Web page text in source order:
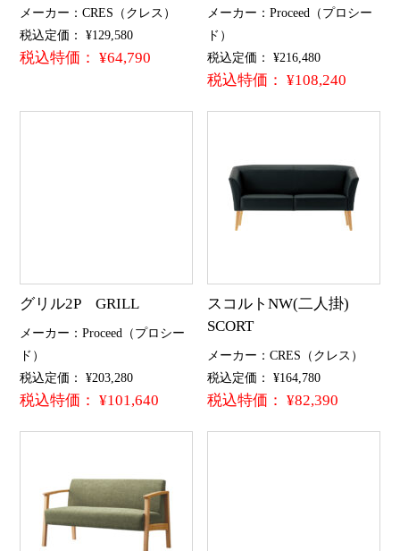
メーカー：CRES（クレス）
税込定価： ¥129,580
税込特価： ¥64,790
メーカー：Proceed（プロシー
ド）
税込定価： ¥216,480
税込特価： ¥108,240
グリル2P GRILL
メーカー：Proceed（プロシー
ド）
税込定価： ¥203,280
税込特価： ¥101,640
スコルトNW(二人掛)
SCORT
メーカー：CRES（クレス）
税込定価： ¥164,780
税込特価： ¥82,390